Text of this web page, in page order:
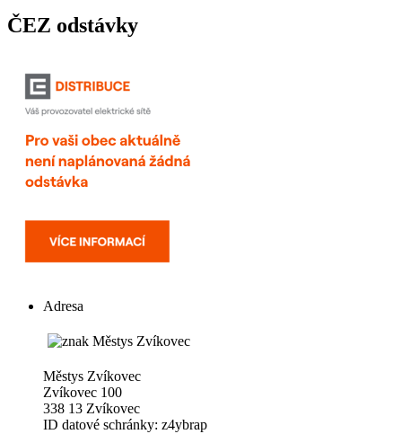
ČEZ odstávky
Adresa
Městys Zvíkovec
Zvíkovec 100
338 13 Zvíkovec
ID datové schránky: z4ybrap